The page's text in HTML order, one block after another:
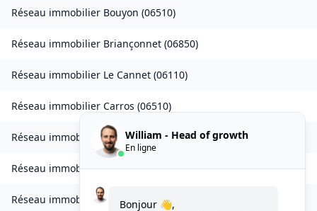
Réseau immobilier Bouyon (06510)
Réseau immobilier Briançonnet (06850)
Réseau immobilier Le Cannet (06110)
Réseau immobilier Carros (06510)
Réseau immobilierCastellar(06500)
Réseau immobilierCastillon(06500)
Réseau immobilierChâteauneuf-d'Entraunes
William - Head of growth
En ligne
Bonjour 👋,